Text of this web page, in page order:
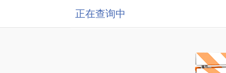
正在查询中